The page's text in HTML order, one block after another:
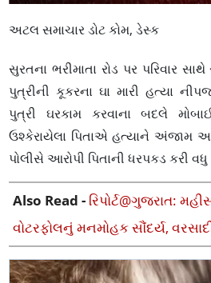
અટલ સમાચાર ડોટ કોમ, ડેસ્ક
સુરતના ભરીમાતા રોડ પર પરિવાર
પુત્રીની કૂકરના ઘા મારી હત્યા
પુત્રી ઘરકામ કરવાના બદલે
ઉશ્કેરાયેલા પિતાએ હત્યાને અંજામ
પોલીસે આરોપી પિતાની ધરપકડ કરી
Also Read - રિપોર્ટ@ગુજરાત:
વોટરફોલનું મનમોહક સૌંદર્ય,
ખીલી ઊઠ્યો વોટરફોલ